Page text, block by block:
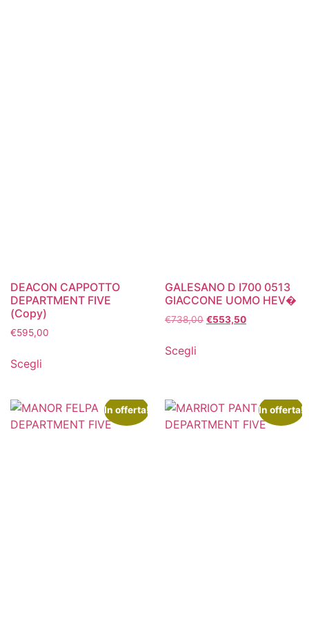
DEACON CAPPOTTO
DEPARTMENT FIVE
(Copy)
€595,00
Scegli
GALESANO D I700 0513
GIACCONE UOMO HEV�
€738,00 €553,50
Scegli
In offerta! In offerta!